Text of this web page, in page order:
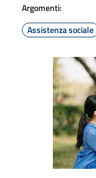
Argomenti:
Assistenza sociale